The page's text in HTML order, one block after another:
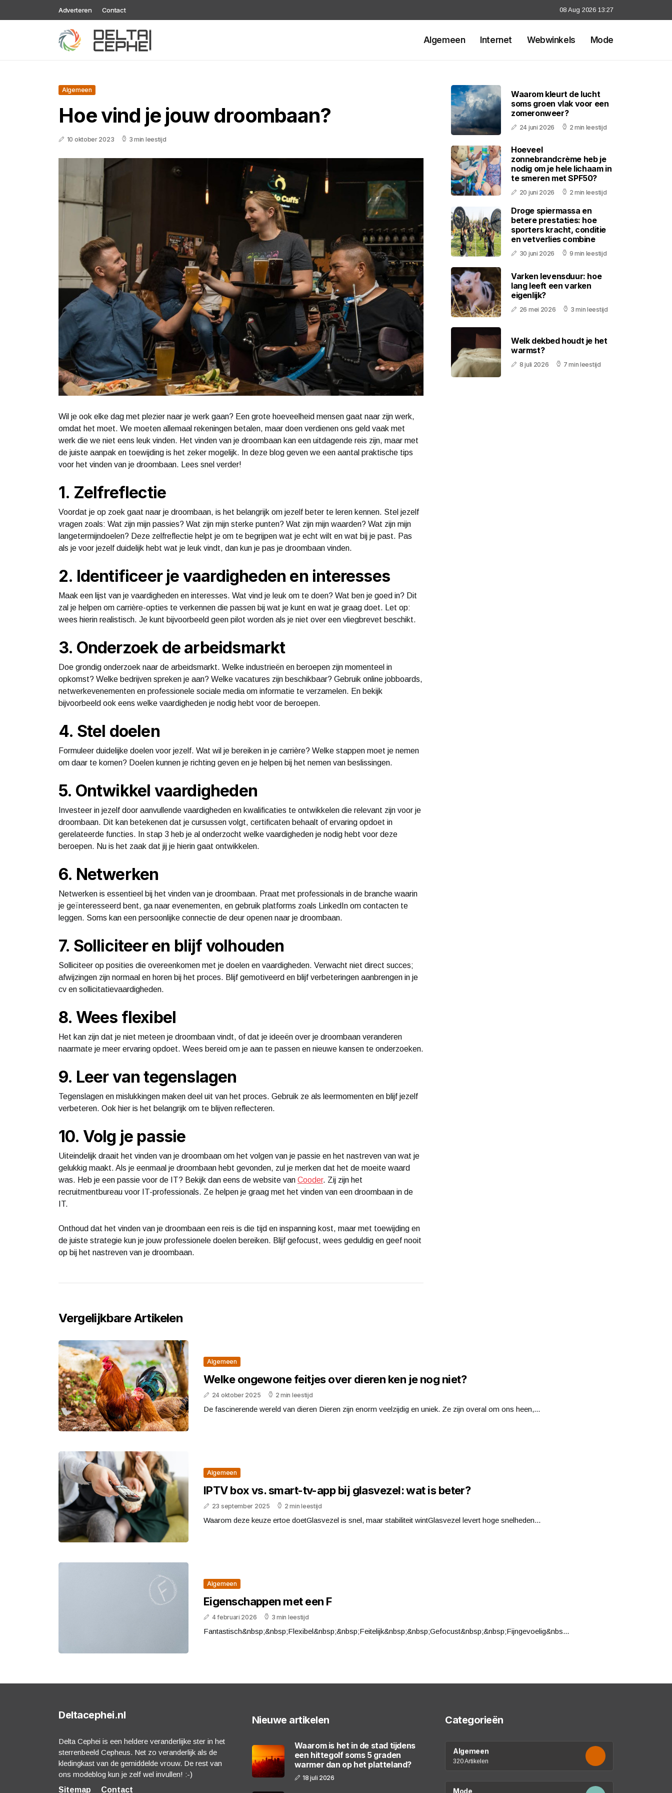
Adverteren Contact 08 Aug 2026 13:27
Algemeen Internet Webwinkels Mode
Algemeen
Hoe vind je jouw droombaan?
10 oktober 2023 3 min leestijd
Wil je ook elke dag met plezier naar je werk gaan? Een grote hoeveelheid mensen gaat naar zijn werk,
omdat het moet. We moeten allemaal rekeningen betalen, maar doen verdienen ons geld vaak met
werk die we niet eens leuk vinden. Het vinden van je droombaan kan een uitdagende reis zijn, maar met
de juiste aanpak en toewijding is het zeker mogelijk. In deze blog geven we een aantal praktische tips
voor het vinden van je droombaan. Lees snel verder!
1. Zelfreflectie
Voordat je op zoek gaat naar je droombaan, is het belangrijk om jezelf beter te leren kennen. Stel jezelf
vragen zoals: Wat zijn mijn passies? Wat zijn mijn sterke punten? Wat zijn mijn waarden? Wat zijn mijn
langetermijndoelen? Deze zelfreflectie helpt je om te begrijpen wat je echt wilt en wat bij je past. Pas
als je voor jezelf duidelijk hebt wat je leuk vindt, dan kun je pas je droombaan vinden.
2. Identificeer je vaardigheden en interesses
Maak een lijst van je vaardigheden en interesses. Wat vind je leuk om te doen? Wat ben je goed in? Dit
zal je helpen om carrière-opties te verkennen die passen bij wat je kunt en wat je graag doet. Let op:
wees hierin realistisch. Je kunt bijvoorbeeld geen pilot worden als je niet over een vliegbrevet beschikt.
3. Onderzoek de arbeidsmarkt
Doe grondig onderzoek naar de arbeidsmarkt. Welke industrieën en beroepen zijn momenteel in
opkomst? Welke bedrijven spreken je aan? Welke vacatures zijn beschikbaar? Gebruik online jobboards,
netwerkevenementen en professionele sociale media om informatie te verzamelen. En bekijk
bijvoorbeeld ook eens welke vaardigheden je nodig hebt voor de beroepen.
4. Stel doelen
Formuleer duidelijke doelen voor jezelf. Wat wil je bereiken in je carrière? Welke stappen moet je nemen
om daar te komen? Doelen kunnen je richting geven en je helpen bij het nemen van beslissingen.
5. Ontwikkel vaardigheden
Investeer in jezelf door aanvullende vaardigheden en kwalificaties te ontwikkelen die relevant zijn voor je
droombaan. Dit kan betekenen dat je cursussen volgt, certificaten behaalt of ervaring opdoet in
gerelateerde functies. In stap 3 heb je al onderzocht welke vaardigheden je nodig hebt voor deze
beroepen. Nu is het zaak dat jij je hierin gaat ontwikkelen.
6. Netwerken
Netwerken is essentieel bij het vinden van je droombaan. Praat met professionals in de branche waarin
je geïnteresseerd bent, ga naar evenementen, en gebruik platforms zoals LinkedIn om contacten te
leggen. Soms kan een persoonlijke connectie de deur openen naar je droombaan.
7. Solliciteer en blijf volhouden
Solliciteer op posities die overeenkomen met je doelen en vaardigheden. Verwacht niet direct succes;
afwijzingen zijn normaal en horen bij het proces. Blijf gemotiveerd en blijf verbeteringen aanbrengen in je
cv en sollicitatievaardigheden.
8. Wees flexibel
Het kan zijn dat je niet meteen je droombaan vindt, of dat je ideeën over je droombaan veranderen
naarmate je meer ervaring opdoet. Wees bereid om je aan te passen en nieuwe kansen te onderzoeken.
9. Leer van tegenslagen
Tegenslagen en mislukkingen maken deel uit van het proces. Gebruik ze als leermomenten en blijf jezelf
verbeteren. Ook hier is het belangrijk om te blijven reflecteren.
10. Volg je passie
Uiteindelijk draait het vinden van je droombaan om het volgen van je passie en het nastreven van wat je
gelukkig maakt. Als je eenmaal je droombaan hebt gevonden, zul je merken dat het de moeite waard
was. Heb je een passie voor de IT? Bekijk dan eens de website van Cooder. Zij zijn het
recruitmentbureau voor IT-professionals. Ze helpen je graag met het vinden van een droombaan in de
IT.
Onthoud dat het vinden van je droombaan een reis is die tijd en inspanning kost, maar met toewijding en
de juiste strategie kun je jouw professionele doelen bereiken. Blijf gefocust, wees geduldig en geef nooit
op bij het nastreven van je droombaan.
Vergelijkbare Artikelen
Algemeen
Welke ongewone feitjes over dieren ken je nog niet?
24 oktober 2025 2 min leestijd
De fascinerende wereld van dieren Dieren zijn enorm veelzijdig en uniek. Ze zijn overal om ons heen,...
Algemeen
IPTV box vs. smart-tv-app bij glasvezel: wat is beter?
23 september 2025 2 min leestijd
Waarom deze keuze ertoe doetGlasvezel is snel, maar stabiliteit wintGlasvezel levert hoge snelheden...
Algemeen
Eigenschappen met een F
4 februari 2026 3 min leestijd
Fantastisch&nbsp;&nbsp;Flexibel&nbsp;&nbsp;Feitelijk&nbsp;&nbsp;Gefocust&nbsp;&nbsp;Fijngevoelig&nbs...
Waarom kleurt de lucht
soms groen vlak voor een
zomeronweer?
24 juni 2026 2 min leestijd
Hoeveel
zonnebrandcrème heb je
nodig om je hele lichaam in
te smeren met SPF50?
20 juni 2026 2 min leestijd
Droge spiermassa en
betere prestaties: hoe
sporters kracht, conditie
en vetverlies combine
30 juni 2026 9 min leestijd
Varken levensduur: hoe
lang leeft een varken
eigenlijk?
26 mei 2026 3 min leestijd
Welk dekbed houdt je het
warmst?
8 juli 2026 7 min leestijd
Deltacephei.nl
Delta Cephei is een heldere veranderlijke ster in het
sterrenbeeld Cepheus. Net zo veranderlijk als de
kledingkast van de gemiddelde vrouw. De rest van
ons modeblog kun je zelf wel invullen! :-)
Sitemap
Contact
Nieuwe artikelen
Waarom is het in de stad tijdens
een hittegolf soms 5 graden
warmer dan op het platteland?
18 juli 2026
Categorieën
Algemeen
320 Artikelen
Mode